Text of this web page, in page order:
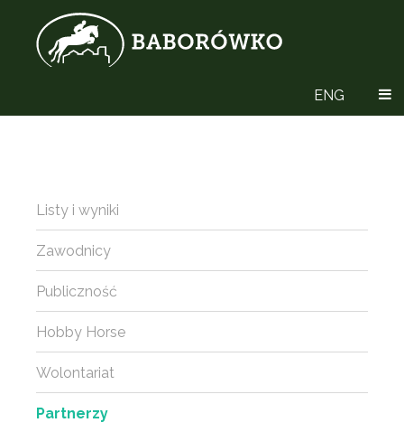
ENG
Listy i wyniki
Zawodnicy
Publiczność
Hobby Horse
Wolontariat
Partnerzy